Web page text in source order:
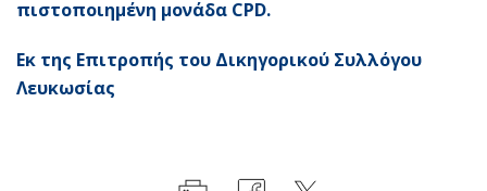
πιστοποιημένη μονάδα CPD.
Εκ της Επιτροπής του Δικηγορικού Συλλόγου
Λευκωσίας